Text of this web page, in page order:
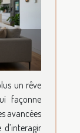
un rêve
façonne
avancées